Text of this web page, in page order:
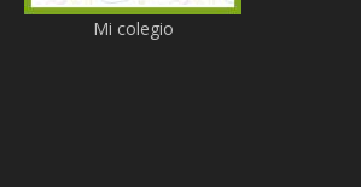
Mi colegio